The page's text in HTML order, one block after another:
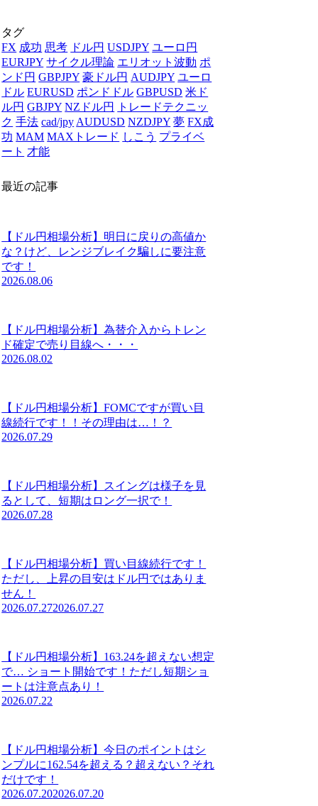
タグ
FX 成功 思考 ドル円 USDJPY ユーロ円
EURJPY サイクル理論 エリオット波動 ポ
ンド円 GBPJPY 豪ドル円 AUDJPY ユーロ
ドル EURUSD ポンドドル GBPUSD 米ド
ル円 GBJPY NZドル円
トレードテクニッ
ク 手法 cad/jpy AUDUSD NZDJPY 夢 FX成
功 MAM MAXトレード しこう プライベ
ート 才能
最近の記事
【ドル円相場分析】明日に戻りの高値か
な？けど、レンジブレイク騙しに要注意
です！
2026.08.06
【ドル円相場分析】為替介入からトレン
ド確定で売り目線へ・・・
2026.08.02
【ドル円相場分析】FOMCですが買い目
線続行です！！その理由は…！？
2026.07.29
【ドル円相場分析】スイングは様子を見
るとして、短期はロング一択で！
2026.07.28
【ドル円相場分析】買い目線続行です！
ただし、上昇の目安はドル円ではありま
せん！
2026.07.272026.07.27
【ドル円相場分析】163.24を超えない想定
で… ショート開始です！ただし短期ショ
ートは注意点あり！
2026.07.22
【ドル円相場分析】今日のポイントはシ
ンプルに162.54を超える？超えない？それ
だけです！
2026.07.202026.07.20